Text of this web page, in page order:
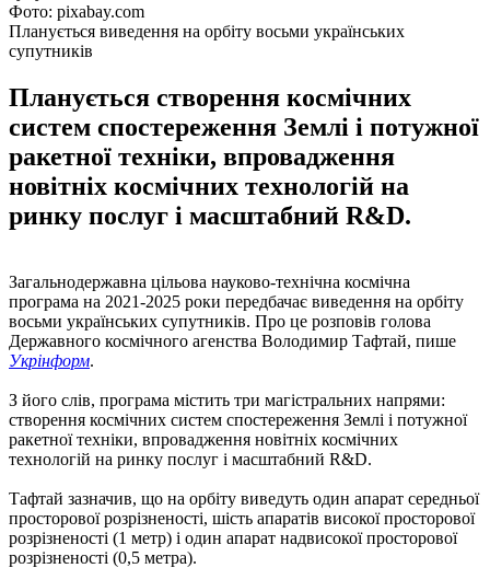
Фото: pixabay.com
Планується виведення на орбіту восьми українських
супутників
Планується створення космічних
систем спостереження Землі і потужної
ракетної техніки, впровадження
новітніх космічних технологій на
ринку послуг і масштабний R&D.
Загальнодержавна цільова науково-технічна космічна
програма на 2021-2025 роки передбачає виведення на орбіту
восьми українських супутників. Про це розповів голова
Державного космічного агенства Володимир Тафтай, пише
Укрінформ.
З його слів, програма містить три магістральних напрями:
створення космічних систем спостереження Землі і потужної
ракетної техніки, впровадження новітніх космічних
технологій на ринку послуг і масштабний R&D.
Тафтай зазначив, що на орбіту виведуть один апарат середньої
просторової розрізненості, шість апаратів високої просторової
розрізненості (1 метр) і один апарат надвисокої просторової
розрізненості (0,5 метра).